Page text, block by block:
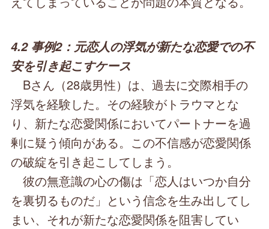
4.2 事例2：元恋人の浮気が新たな恋愛での不
安を引き起こすケース
Bさん（28歳男性）は、過去に交際相手の
浮気を経験した。その経験がトラウマとな
り、新たな恋愛関係においてパートナーを過
剰に疑う傾向がある。この不信感が恋愛関係
の破綻を引き起こしてしまう。
彼の無意識の心の傷は「恋人はいつか自分
を裏切るものだ」という信念を生み出してし
まい、それが新たな恋愛関係を阻害してい